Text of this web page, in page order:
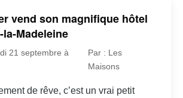
vend son magnifique hôtel
Madeleine
21 septembre à
Par : Les
Maisons
de rêve, c’est un vrai petit